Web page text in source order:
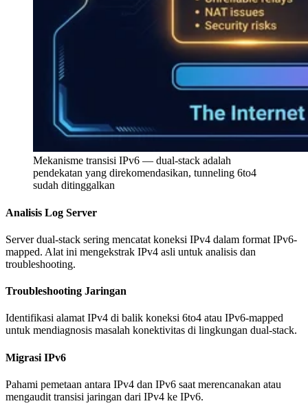
Mekanisme transisi IPv6 — dual-stack adalah
pendekatan yang direkomendasikan, tunneling 6to4
sudah ditinggalkan
Analisis Log Server
Server dual-stack sering mencatat koneksi IPv4 dalam format IPv6-
mapped. Alat ini mengekstrak IPv4 asli untuk analisis dan
troubleshooting.
Troubleshooting Jaringan
Identifikasi alamat IPv4 di balik koneksi 6to4 atau IPv6-mapped
untuk mendiagnosis masalah konektivitas di lingkungan dual-stack.
Migrasi IPv6
Pahami pemetaan antara IPv4 dan IPv6 saat merencanakan atau
mengaudit transisi jaringan dari IPv4 ke IPv6.